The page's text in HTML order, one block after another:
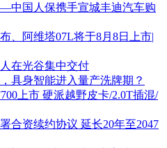
中国人保携手宣城丰迪汽车购
、阿维塔07L将于8月8日上市|
在光谷集中交付
具身智能进入量产洗牌期？
上市 硬派越野皮卡/2.0T插混/
合资续约协议 延长20年至2047